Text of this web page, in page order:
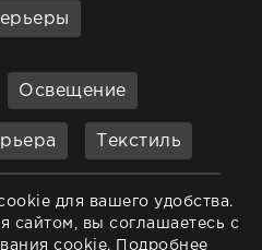
Освещение
Текстиль
и
для вашего удобства.
сайтом, вы соглашаетесь с
cookie.
Подробнее